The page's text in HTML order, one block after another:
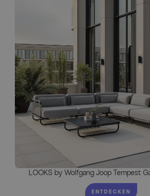
LOOKS by Wolfgang Joop Tempest
ENTDECKEN